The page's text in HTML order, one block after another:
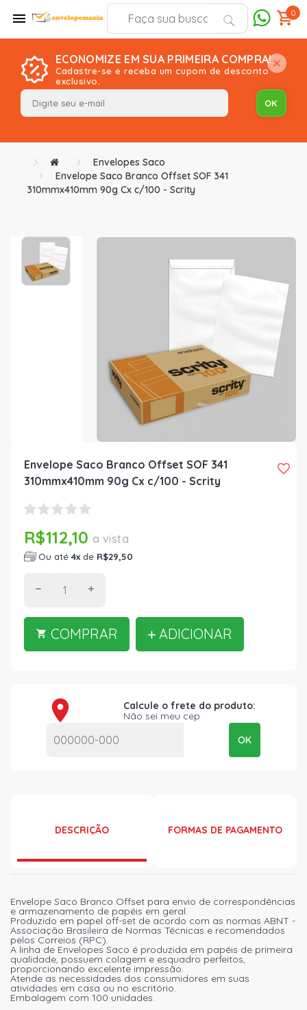
0
ECONOMIZE EM SUA PRIMEIRA COMPRA!
Cadastre-se e receba um cupom de desconto
exclusivo.
Envelopes Saco
Envelope Saco Branco Offset SOF 341
310mmx410mm 90g Cx c/100 - Scrity
Envelope Saco Branco Offset SOF 341
310mmx410mm 90g Cx c/100 - Scrity
R$112,10 a vista
Ou até 4x de R$29,50
COMPRAR ADICIONAR
Calcule o frete do produto:
Não sei meu cep
OK
DESCRIÇÃO FORMAS DE PAGAMENTO
Envelope Saco Branco Offset para envio de correspondências
e armazenamento de papéis em geral.
Produzido em papel off-set de acordo com as normas ABNT -
Associação Brasileira de Normas Técnicas e recomendados
pelos Correios (RPC).
A linha de Envelopes Saco é produzida em papéis de primeira
qualidade, possuem colagem e esquadro perfeitos,
proporcionando excelente impressão.
Atende as necessidades dos consumidores em suas
atividades em casa ou no escritório.
Embalagem com 100 unidades.